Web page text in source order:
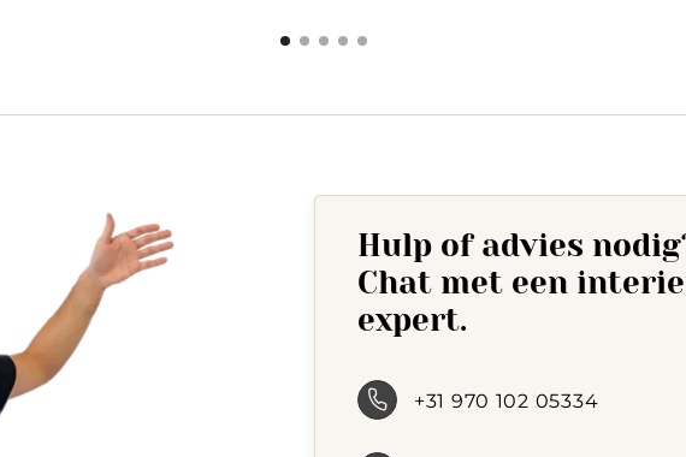
Hulp of advies
Chat met een
expert.
+31 970 102 05334